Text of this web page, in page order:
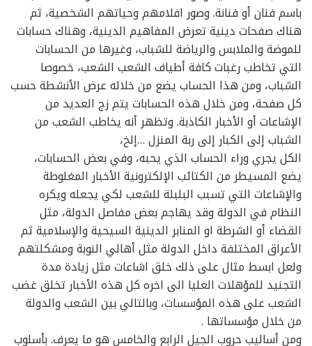
باسم فنان أو فنانة. وصور افلامهم وحياتهم الشخصية، ثم
هناك صفحات دينية تعرض المفاهيم الدينية، وهناك حسابات
للموضة والملابس والرياضة للشباب، وغيرها من الحسابات
التي تخاطب رغبات كافة أطياف الشعب الشعب، خصوصا
الشباب، ومن هذا الحساب يضع من خلاله عرض الأنشطة حسب
كل صفحة، ومن خلال هذه الحسابات يتم زج العديد من
الإشاعات أو الأخبار الكاذبة. وتظهر أنه يخاطب الشعب من
الشباب إلى الكبار إلى ربة المنزل …إلخ،
الكل يجري وراء الحساب الذي يحبه، وفي بعض الحسابات،
يضع المسيطر من الكتائب الإلكترونية الأخبار المغلوطة
والإشاعات التي تسبب البلبلة للشعب لكي يجعله ويكره
النظام في الدولة وقد يهاجم بعض مفاصل الدولة، مثل
القضاء أو الشرطة او المنابر الدينية السيحية والإسلامية ثم
الأعراق المختلفة داخل الدولة مثل أهالي النوبة ومشكلتهم
ولعل ابسط مثال على ذلك خلق اشاعات مثل زيادة مدة
التجنيد للمؤهلات العليا الى اخره كل هذه الأخبار تخلق غضب
الشعب على هذه المؤسسات، وبالتالي بين الشعب والدولة
من خلال مؤسساتها .
ومن أساليب حروب الجيل الرابع والخامس هو ما يعرف. بأسلوب